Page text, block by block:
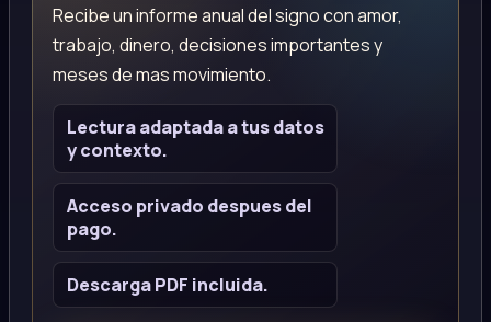
Recibe un informe anual del signo con amor,
trabajo, dinero, decisiones importantes y
meses de mas movimiento.
Lectura adaptada a tus datos
y contexto.
Acceso privado despues del
pago.
Descarga PDF incluida.